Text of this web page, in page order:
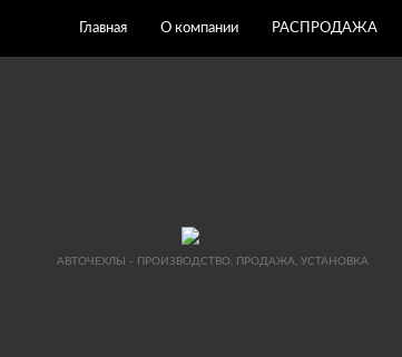
Главная О компании РАСПРОДАЖА
АВТОЧЕХЛЫ - ПРОИЗВОДСТВО, ПРОДАЖА, УСТАНОВКА